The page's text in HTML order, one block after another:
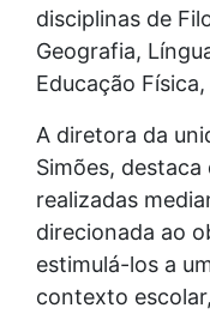
disciplinas de
Geografia,
Educação
A diretora da
Simões, destaca
realizadas
direcionada ao
estimulá-los a
contexto